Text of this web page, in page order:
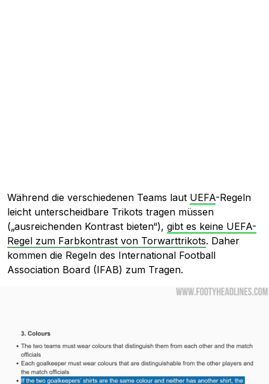
Während die verschiedenen Teams laut UEFA-Regeln
leicht unterscheidbare Trikots tragen müssen
(„ausreichenden Kontrast bieten“), gibt es keine UEFA-
Regel zum Farbkontrast von Torwarttrikots. Daher
kommen die Regeln des International Football
Association Board (IFAB) zum Tragen.